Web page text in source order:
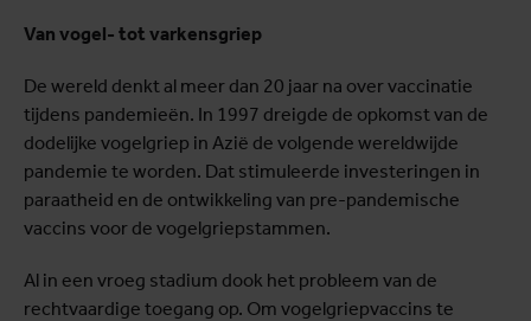
Van vogel- tot varkensgriep
De wereld denkt al meer dan 20 jaar na over vaccinatie
tijdens pandemieën. In 1997 dreigde de opkomst van de
dodelijke vogelgriep in Azië de volgende wereldwijde
pandemie te worden. Dat stimuleerde investeringen in
paraatheid en de ontwikkeling van pre-pandemische
vaccins voor de vogelgriepstammen.
Al in een vroeg stadium dook het probleem van de
rechtvaardige toegang op. Om vogelgriepvaccins te